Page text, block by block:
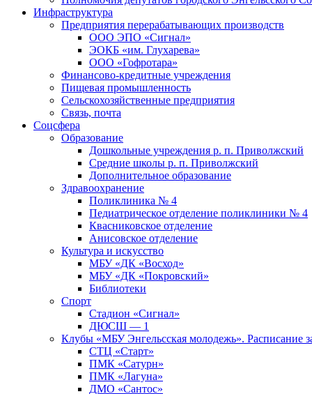
Инфраструктура
Предприятия перерабатывающих производств
ООО ЭПО «Сигнал»
ЭОКБ «им. Глухарева»
ООО «Гофротара»
Финансово-кредитные учреждения
Пищевая промышленность
Сельскохозяйственные предприятия
Связь, почта
Соцсфера
Образование
Дошкольные учреждения р. п. Приволжский
Средние школы р. п. Приволжский
Дополнительное образование
Здравоохранение
Поликлиника № 4
Педиатрическое отделение поликлиники № 4
Квасниковское отделение
Анисовское отделение
Культура и искусство
МБУ «ДК «Восход»
МБУ «ДК «Покровский»
Библиотеки
Спорт
Стадион «Сигнал»
ДЮСШ — 1
Клубы «МБУ Энгельсская молодежь». Расписание
СТЦ «Старт»
ПМК «Сатурн»
ПМК «Лагуна»
ДМО «Сантос»